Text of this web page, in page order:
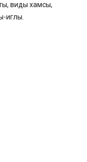
виды хамсы,
иглы.